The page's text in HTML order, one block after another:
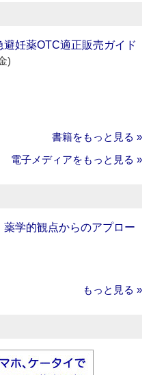
避妊薬OTC適正販売ガイド
)
書籍をもっと見る »
電子メディアをもっと見る »
学的観点からのアプロー
もっと見る »